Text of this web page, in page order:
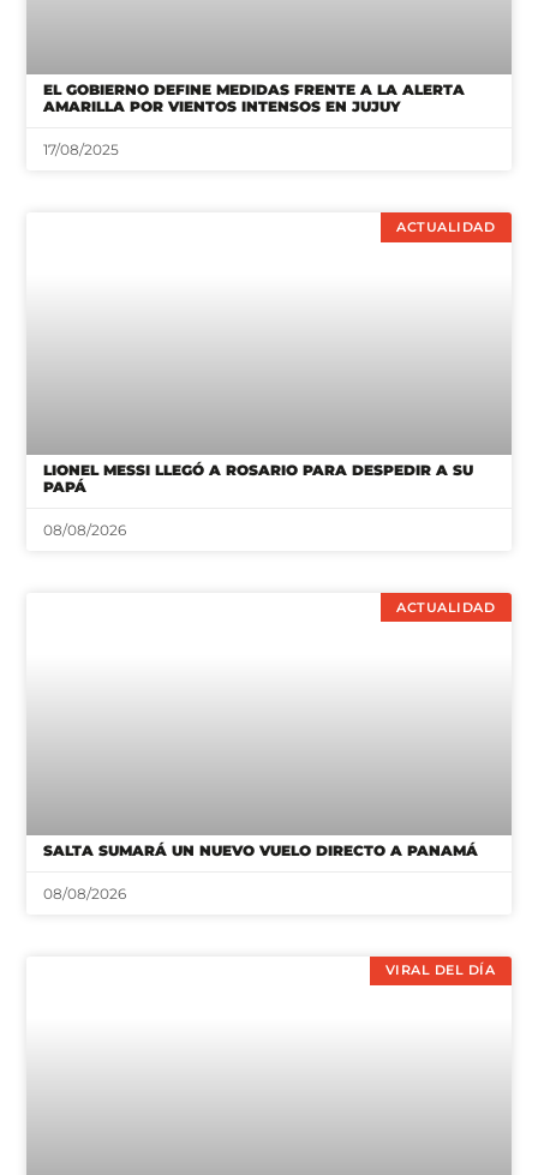
EL GOBIERNO DEFINE MEDIDAS FRENTE A LA ALERTA
AMARILLA POR VIENTOS INTENSOS EN JUJUY
17/08/2025
ACTUALIDAD
LIONEL MESSI LLEGÓ A ROSARIO PARA DESPEDIR A SU
PAPÁ
08/08/2026
ACTUALIDAD
SALTA SUMARÁ UN NUEVO VUELO DIRECTO A PANAMÁ
08/08/2026
VIRAL DEL DÍA